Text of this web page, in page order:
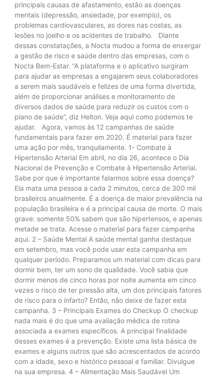
principais causas de afastamento, estão as doenças
mentais (depressão, ansiedade, por exemplo), os
problemas cardiovasculares, as dores nas costas, as
lesões no joelho e os acidentes de trabalho. Diante
dessas constatações, a Nocta mudou a forma de enxergar
a gestão de risco e saúde dentro das empresas, com o
Nocta Bem-Estar. “A plataforma e o aplicativo surgiram
para ajudar as empresas a engajarem seus colaboradores
a serem mais saudáveis e felizes de uma forma divertida,
além de proporcionar análises e monitoramento de
diversos dados de saúde para reduzir os custos com o
plano de saúde“, diz Helton. Veja aqui como podemos te
ajudar. Agora, vamos às 12 campanhas de saúde
fundamentais para fazer em 2020. É material para fazer
uma ação por mês, tranquilamente. 1- Combate à
Hipertensão Arterial Em abril, no dia 26, acontece o Dia
Nacional de Prevenção e Combate à Hipertensão Arterial.
Sabe por que é importante falarmos sobre essa doença?
Ela mata uma pessoa a cada 2 minutos, cerca de 300 mil
brasileiros anualmente. É a doença de maior prevalência na
população brasileira e é a principal causa de morte. O mais
grave: somente 50% sabem que são hipertensos, e apenas
metade se trata. Acesse o material para fazer campanha
aqui. 2 – Saúde Mental A saúde mental ganha destaque
em setembro, mas você pode usar esta campanha em
qualquer período. Preparamos um material com dicas para
dormir bem, ter um sono de qualidade. Você sabia que
dormir menos de cinco horas por noite aumenta em cinco
vezes o risco de ter pressão alta, um dos principais fatores
de risco para o infarto? Então, não deixe de fazer esta
campanha. 3 – Principais Exames do Checkup O checkup
nada mais é do que uma avaliação médica de rotina
associada a exames específicos. A principal finalidade
desses exames é a prevenção. Existe uma lista básica de
exames e alguns outros que são acrescentados de acordo
com a idade, sexo e histórico pessoal e familiar. Divulgue
na sua empresa. 4 – Alimentação Mais Saudável Um